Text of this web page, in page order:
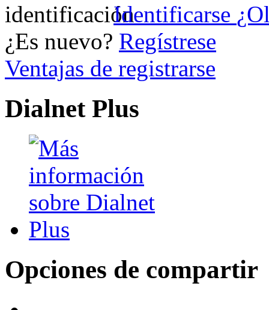
Identificarse
¿Es nuevo? Regístrese
Ventajas de registrarse
Dialnet Plus
Opciones de compartir